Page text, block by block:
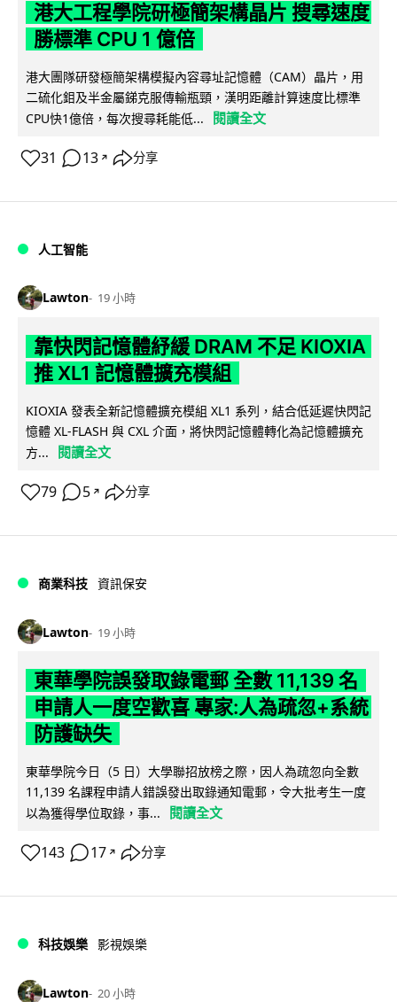
港大工程學院研極簡架構晶片 搜尋速度
勝標準 CPU 1 億倍
港大團隊研發極簡架構模擬內容尋址記憶體（CAM）晶片，用
二硫化鉬及半金屬銻克服傳輸瓶頸，漢明距離計算速度比標準
CPU快1億倍，每次搜尋耗能低...
閱讀全文
31 13 ↗ 分享
人工智能
Lawton 19 小時
靠快閃記憶體紓緩 DRAM 不足 KIOXIA
推 XL1 記憶體擴充模組
KIOXIA 發表全新記憶體擴充模組 XL1 系列，結合低延遲快閃記
憶體 XL-FLASH 與 CXL 介面，將快閃記憶體轉化為記憶體擴充
方...
閱讀全文
79 5 ↗ 分享
商業科技 資訊保安
Lawton 19 小時
東華學院誤發取錄電郵 全數 11,139 名
申請人一度空歡喜 專家:人為疏忽+系統
防護缺失
東華學院今日（5 日）大學聯招放榜之際，因人為疏忽向全數
11,139 名課程申請人錯誤發出取錄通知電郵，令大批考生一度
以為獲得學位取錄，事...
閱讀全文
143 17 ↗ 分享
科技娛樂 影視娛樂
Lawton 20 小時